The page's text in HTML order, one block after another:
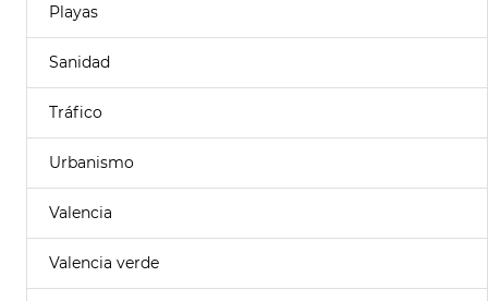
Playas
Sanidad
Tráfico
Urbanismo
Valencia
Valencia verde